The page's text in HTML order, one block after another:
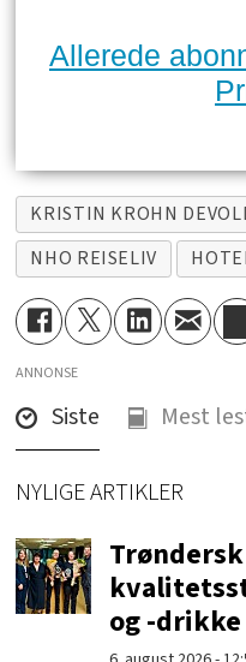
Allerede
KRISTIN KROHN
NHO REISELIV
ANNONSE
Siste Mest
NYLIGE ARTIKLER
og -drikke